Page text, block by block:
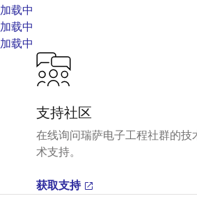
加载中
加载中
加载中
支持社区
在线询问瑞萨电子工程社群的技
术支持。
获取支持